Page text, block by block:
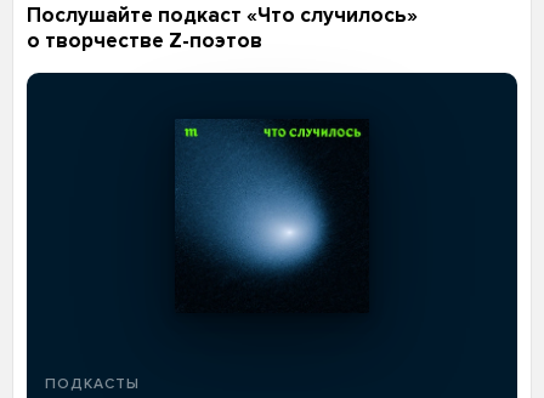
Послушайте подкаст «Что случилось»
о творчестве Z-поэтов
ПОДКАСТЫ